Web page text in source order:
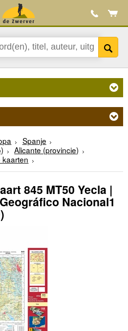
Spanje
Alicante (provincie)
kaarten
845 MT50 Yecla |
Nacional1